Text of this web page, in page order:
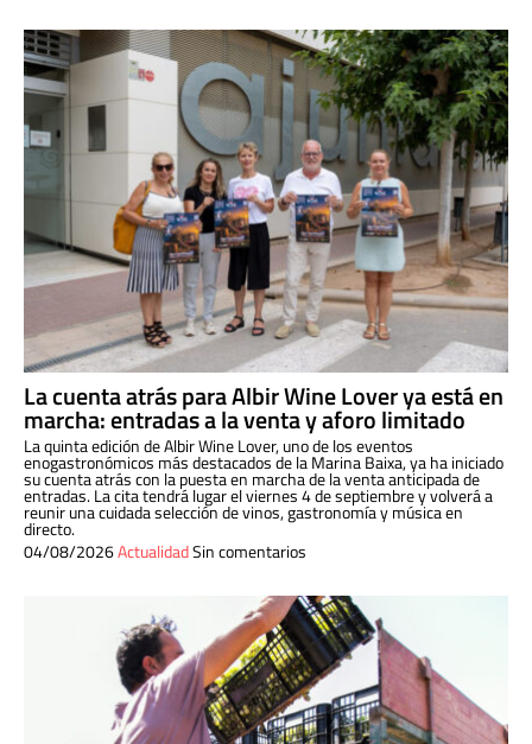
La cuenta atrás para Albir Wine Lover ya está en
marcha: entradas a la venta y aforo limitado
La quinta edición de Albir Wine Lover, uno de los eventos
enogastronómicos más destacados de la Marina Baixa, ya ha iniciado
su cuenta atrás con la puesta en marcha de la venta anticipada de
entradas. La cita tendrá lugar el viernes 4 de septiembre y volverá a
reunir una cuidada selección de vinos, gastronomía y música en
directo.
04/08/2026ActualidadSin comentarios